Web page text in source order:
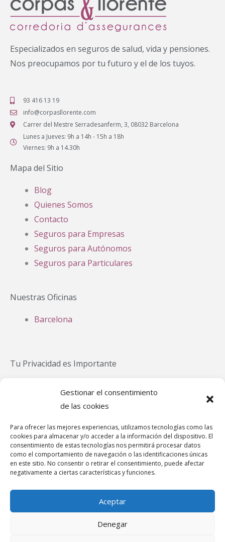
Gestionar el consentimiento
de las cookies
Para ofrecer las mejores experiencias, utilizamos tecnologías como las
cookies para almacenar y/o acceder a la información del dispositivo. El
consentimiento de estas tecnologías nos permitirá procesar datos
como el comportamiento de navegación o las identificaciones únicas
en este sitio. No consentir o retirar el consentimiento, puede afectar
negativamente a ciertas características y funciones.
Aceptar
Denegar
Especializados en seguros de salud, vida y pensiones.
Nos preocupamos por tu futuro y el de los tuyos.
93 416 13 19
info@corpasllorente.com
Carrer del Mestre Serradesanferm, 3, 08032 Barcelona
Lunes a Jueves: 9h a 14h - 15h a 18h
Viernes: 9h a 14.30h
Mapa del Sitio
Blog
Quienes Somos
Contacto
Seguros para Empresas
Seguros para Autónomos
Seguros para Particulares
Nuestras Oficinas
Barcelona
Tu Privacidad es Importante
Política de cookies (UE)
Canal de denuncias